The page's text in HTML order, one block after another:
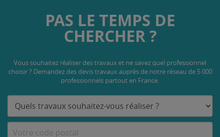
PAS LE TEMPS DE
CHERCHER ?
Vous souhaitez réaliser des travaux et ne savez quel professionnel
choisir ? Demandez des devis travaux auprès de notre réseau de 5 000
professionnels partout en France.